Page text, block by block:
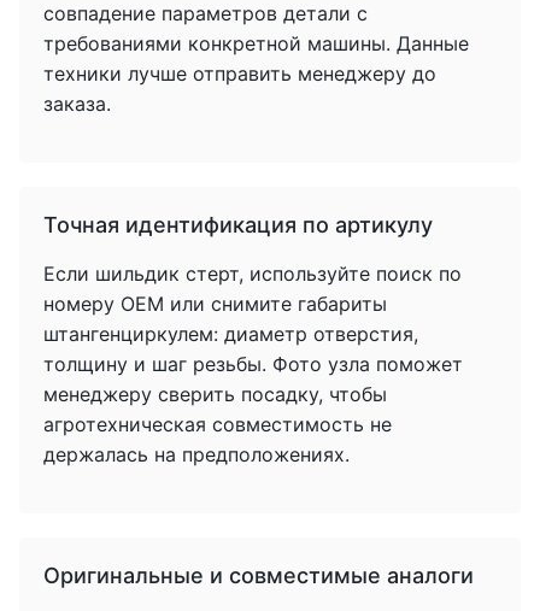
совпадение параметров детали с
требованиями конкретной машины. Данные
техники лучше отправить менеджеру до
заказа.
Точная идентификация по артикулу
Если шильдик стерт, используйте поиск по
номеру OEM или снимите габариты
штангенциркулем: диаметр отверстия,
толщину и шаг резьбы. Фото узла поможет
менеджеру сверить посадку, чтобы
агротехническая совместимость не
держалась на предположениях.
Оригинальные и совместимые аналоги